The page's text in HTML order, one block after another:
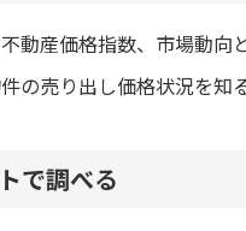
動産価格指数、市場動
の売り出し価格状況を知
で調べる